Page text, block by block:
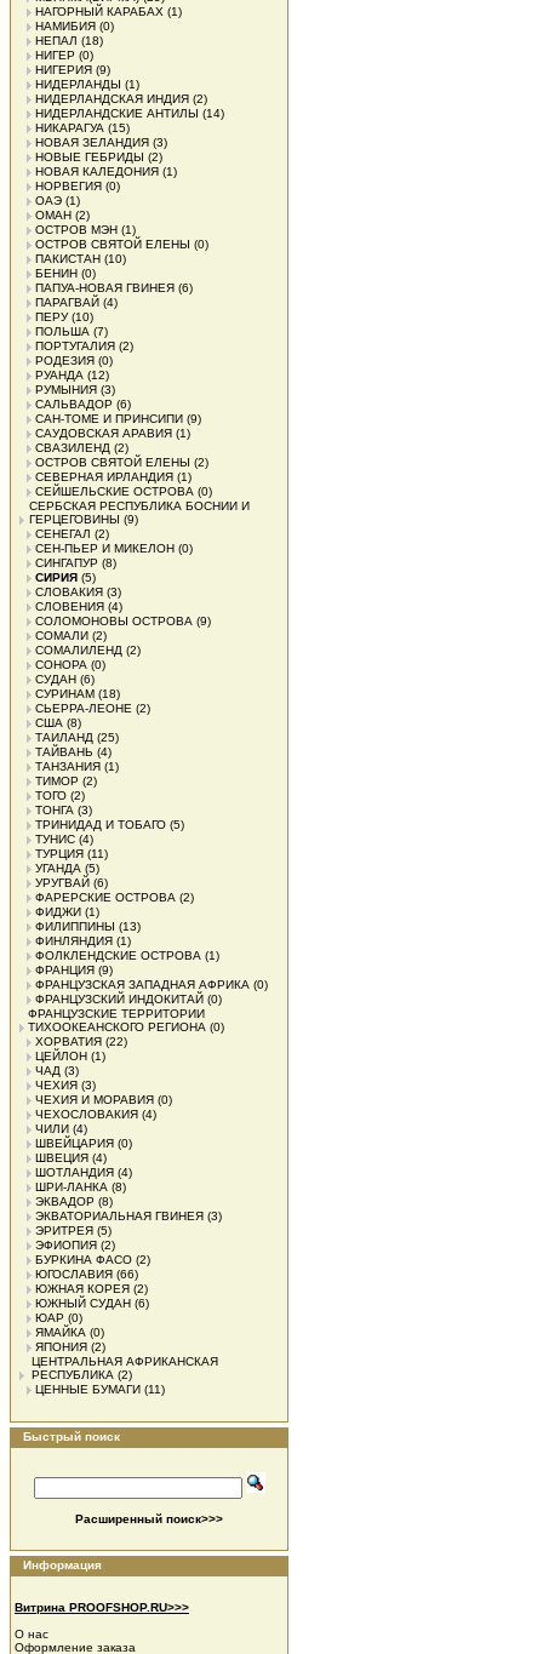
НАГОРНЫЙ КАРАБАХ (1)
НАМИБИЯ (0)
НЕПАЛ (18)
НИГЕР (0)
НИГЕРИЯ (9)
НИДЕРЛАНДЫ (1)
НИДЕРЛАНДСКАЯ ИНДИЯ (2)
НИДЕРЛАНДСКИЕ АНТИЛЫ (14)
НИКАРАГУА (15)
НОВАЯ ЗЕЛАНДИЯ (3)
НОВЫЕ ГЕБРИДЫ (2)
НОВАЯ КАЛЕДОНИЯ (1)
НОРВЕГИЯ (0)
ОАЭ (1)
ОМАН (2)
ОСТРОВ МЭН (1)
ОСТРОВ СВЯТОЙ ЕЛЕНЫ (0)
ПАКИСТАН (10)
БЕНИН (0)
ПАПУА-НОВАЯ ГВИНЕЯ (6)
ПАРАГВАЙ (4)
ПЕРУ(10)
ПОЛЬША (7)
ПОРТУГАЛИЯ (2)
РОДЕЗИЯ (0)
РУАНДА (12)
РУМЫНИЯ (3)
САЛЬВАДОР (6)
САН-ТОМЕ И ПРИНСИПИ (9)
САУДОВСКАЯ АРАВИЯ (1)
СВАЗИЛЕНД (2)
ОСТРОВ СВЯТОЙ ЕЛЕНЫ (2)
СЕВЕРНАЯ ИРЛАНДИЯ (1)
СЕЙШЕЛЬСКИЕ ОСТРОВА (0)
СЕРБСКАЯ РЕСПУБЛИКА БОСНИИ И
ГЕРЦЕГОВИНЫ (9)
СЕНЕГАЛ (2)
СЕН-ПЬЕР И МИКЕЛОН (0)
СИНГАПУР (8)
СИРИЯ (5)
СЛОВАКИЯ (3)
СЛОВЕНИЯ (4)
СОЛОМОНОВЫ ОСТРОВА (9)
СОМАЛИ (2)
СОМАЛИЛЕНД (2)
СОНОРА (0)
СУДАН (6)
СУРИНАМ (18)
СЬЕРРА-ЛЕОНЕ (2)
США (8)
ТАИЛАНД (25)
ТАЙВАНЬ (4)
ТАНЗАНИЯ (1)
ТИМОР (2)
ТОГО (2)
ТОНГА (3)
ТРИНИДАД И ТОБАГО (5)
ТУНИС (4)
ТУРЦИЯ (11)
УГАНДА (5)
УРУГВАЙ (6)
ФАРЕРСКИЕ ОСТРОВА (2)
ФИДЖИ (1)
ФИЛИППИНЫ (13)
ФИНЛЯНДИЯ (1)
ФОЛКЛЕНДСКИЕ ОСТРОВА (1)
ФРАНЦИЯ (9)
ФРАНЦУЗСКАЯ ЗАПАДНАЯ АФРИКА (0)
ФРАНЦУЗСКИЙ ИНДОКИТАЙ (0)
ФРАНЦУЗСКИЕ ТЕРРИТОРИИ
ТИХООКЕАНСКОГО РЕГИОНА (0)
ХОРВАТИЯ (22)
ЦЕЙЛОН (1)
ЧАД (3)
ЧЕХИЯ (3)
ЧЕХИЯ И МОРАВИЯ (0)
ЧЕХОСЛОВАКИЯ (4)
ЧИЛИ (4)
ШВЕЙЦАРИЯ (0)
ШВЕЦИЯ (4)
ШОТЛАНДИЯ (4)
ШРИ-ЛАНКА (8)
ЭКВАДОР (8)
ЭКВАТОРИАЛЬНАЯ ГВИНЕЯ (3)
ЭРИТРЕЯ (5)
ЭФИОПИЯ (2)
БУРКИНА ФАСО (2)
ЮГОСЛАВИЯ (66)
ЮЖНАЯ КОРЕЯ (2)
ЮЖНЫЙ СУДАН (6)
ЮАР (0)
ЯМАЙКА (0)
ЯПОНИЯ (2)
ЦЕНТРАЛЬНАЯ АФРИКАНСКАЯ
РЕСПУБЛИКА (2)
ЦЕННЫЕ БУМАГИ (11)
Быстрый поиск
Расширенный поиск>>>
Информация
Витрина PROOFSHOP.RU>>>
О нас
Оформление заказа